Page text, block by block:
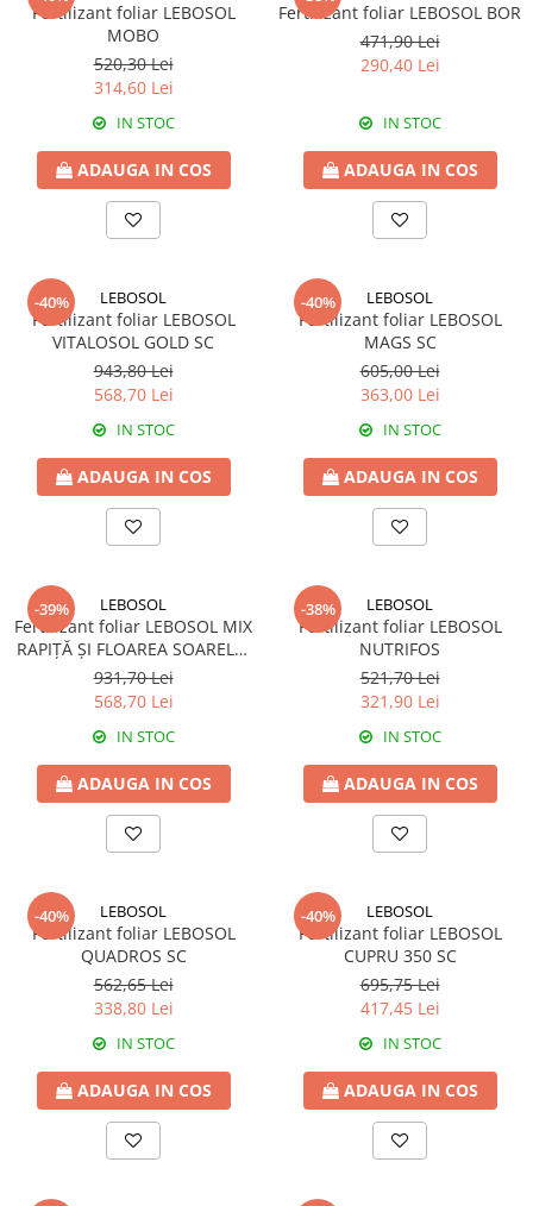
ARBUȘTI FRUCTIFERI
Fungicide
Insecticide
Acaricide
Fertilizanți foliari
Fungicide
Insecticide
Fertilizanți foliari
Dezinfectant sol
Insecticide
Fertilizanți foliari
Fertilizanți foliari
Erbicide
Fungicide
Biostimulatori
Fertilizanți foliari
Adjuvanți
CAMELINĂ
Fungicide
Erbicide
ARDEI IUTE
Insecticide
Fertilizanți foliari
CAIS
Fungicide
Biostimulatori
Fertilizanți foliari
Adjuvanți
Acaricide
Fertilizanți foliari
Insecticide
Biostimulatori
Fertilizanți foliari
CASTRAVEȚI
Fungicide
Insecticide
Acaricide
Fertilizanți foliari
CASTRAVEȚI CORNIȘON
Insecticide
CEAPĂ
Insecticide
Biostimulatori
CEREALE PĂIOASE
Insecticide
Biostimulatori
Fertilizanți foliari
Fertilizant foliar LEBOSOL
MOBO
520,30 Lei
314,60 Lei
IN STOC
ADAUGA IN COS
Fertilizant foliar LEBOSOL BOR
471,90 Lei
290,40 Lei
IN STOC
ADAUGA IN COS
-40% LEBOSOL
Fertilizant foliar LEBOSOL
VITALOSOL GOLD SC
943,80 Lei
568,70 Lei
IN STOC
ADAUGA IN COS
-40% LEBOSOL
Fertilizant foliar LEBOSOL
MAGS SC
605,00 Lei
363,00 Lei
IN STOC
ADAUGA IN COS
-39% LEBOSOL
Fertilizant foliar LEBOSOL MIX
RAPIȚĂ ȘI FLOAREA SOARELUI
SC
931,70 Lei
568,70 Lei
IN STOC
ADAUGA IN COS
-38% LEBOSOL
Fertilizant foliar LEBOSOL
NUTRIFOS
521,70 Lei
321,90 Lei
IN STOC
ADAUGA IN COS
-40% LEBOSOL
Fertilizant foliar LEBOSOL
QUADROS SC
562,65 Lei
338,80 Lei
IN STOC
ADAUGA IN COS
-40% LEBOSOL
Fertilizant foliar LEBOSOL
CUPRU 350 SC
695,75 Lei
417,45 Lei
IN STOC
ADAUGA IN COS